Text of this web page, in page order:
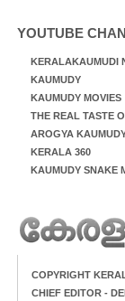
YOUTUBE
KERALAKAUMUDI
KAUMUDY
KAUMUDY MOVIES
THE REAL TASTE
AROGYA
KERALA 360
KAUMUDY SNAKE
COPYRIGHT
CHIEF EDITOR -